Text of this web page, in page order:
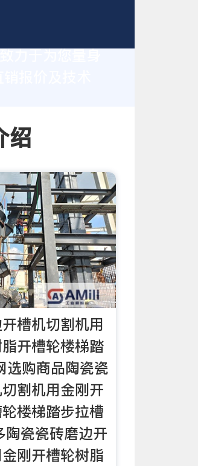
报价及技术
绍
槽机切割机用
开槽轮楼梯踏
选购商品陶瓷瓷
割机用金刚开
楼梯踏步拉槽
陶瓷瓷砖磨边开
刚开槽轮树脂